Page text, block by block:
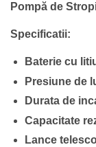
Pompă de
Specificatii:
Baterie cu
Presiune de
Durata de
Capacitate
Lance